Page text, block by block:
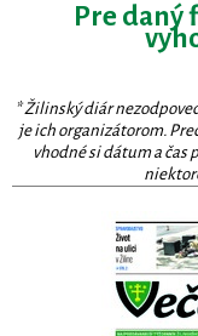
Pre daný
* Žilinský diár
je ich organizátorom.
vhodné si dátum a čas